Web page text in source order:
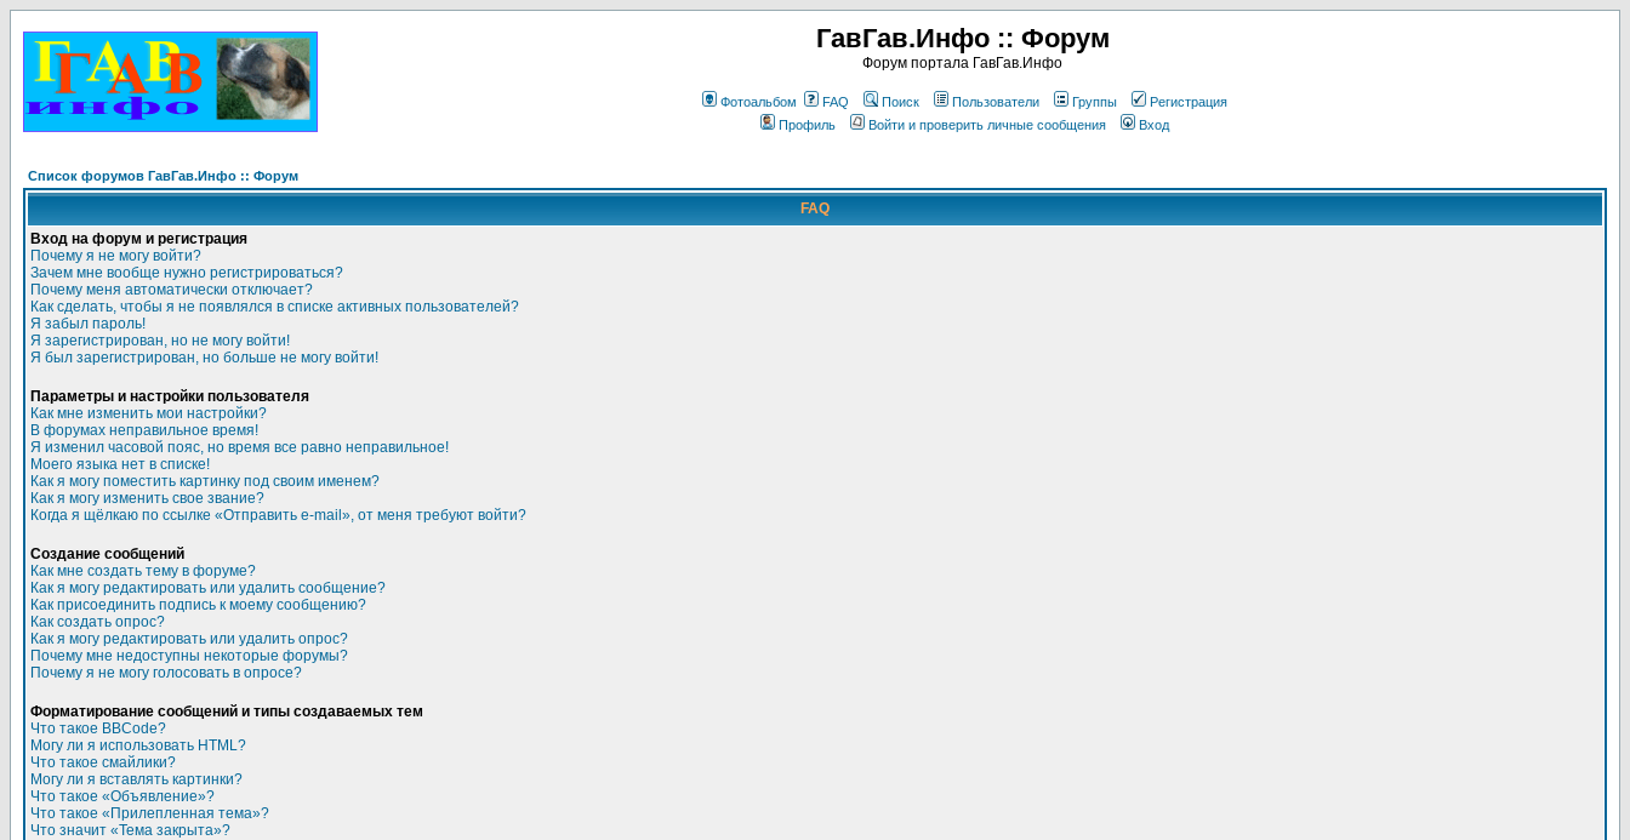
ГавГав.Инфо :: Форум
Форум портала ГавГав.Инфо
Фотоальбом FAQ Поиск Пользователи Группы
Регистрация
Профиль
Войти и проверить личные сообщения Вход
Список форумов ГавГав.Инфо :: Форум
FAQ
Вход на форум и регистрация
Почему я не могу войти?
Зачем мне вообще нужно регистрироваться?
Почему меня автоматически отключает?
Как сделать, чтобы я не появлялся в списке активных пользователей?
Я забыл пароль!
Я зарегистрирован, но не могу войти!
Я был зарегистрирован, но больше не могу войти!
Параметры и настройки пользователя
Как мне изменить мои настройки?
В форумах неправильное время!
Я изменил часовой пояс, но время все равно неправильное!
Моего языка нет в списке!
Как я могу поместить картинку под своим именем?
Как я могу изменить свое звание?
Когда я щёлкаю по ссылке «Отправить e-mail», от меня требуют войти?
Создание сообщений
Как мне создать тему в форуме?
Как я могу редактировать или удалить сообщение?
Как присоединить подпись к моему сообщению?
Как создать опрос?
Как я могу редактировать или удалить опрос?
Почему мне недоступны некоторые форумы?
Почему я не могу голосовать в опросе?
Форматирование сообщений и типы создаваемых тем
Что такое BBCode?
Могу ли я использовать HTML?
Что такое смайлики?
Могу ли я вставлять картинки?
Что такое «Объявление»?
Что такое «Прилепленная тема»?
Что значит «Тема закрыта»?